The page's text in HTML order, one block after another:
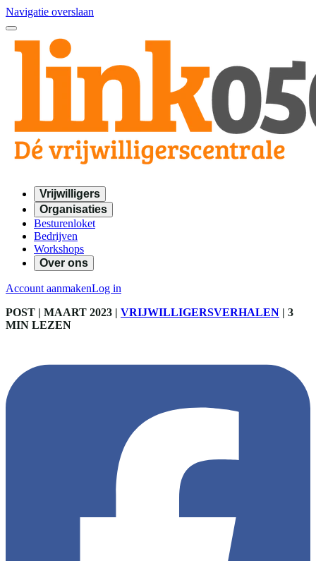
Navigatie overslaan
Vrijwilligers
Organisaties
Besturenloket
Bedrijven
Workshops
Over ons
Account aanmakenLog in
POST | MAART 2023 | VRIJWILLIGERSVERHALEN | 3
MIN LEZEN